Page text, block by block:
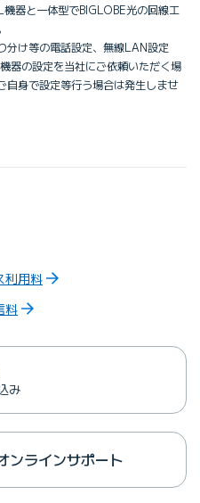
器と一体型でBIGLOBE光の回線工
分け等の電話設定、無線LAN設定
器の設定を当社にご依頼いただく場
自身で設定等行う場合は発生しませ
利用料
料
み
ンラインサポート